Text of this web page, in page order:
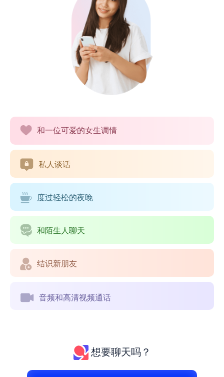
和一位可爱的女生调情
私人谈话
度过轻松的夜晚
和陌生人聊天
结识新朋友
音频和高清视频通话
想要聊天吗？